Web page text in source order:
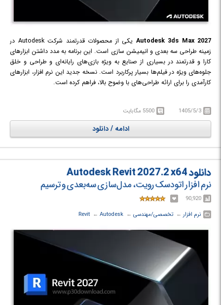
Autodesk 3ds Max 2027
یکی از محصولات قدرتمند شرکت Autodesk در
زمینه‌ طراحی سه بعدی و انیمیشن سازی است. این برنامه به مدد داشتن ابزارهای
کارا و قدرتمند در بسیاری از صنایع به ویژه بازی‌های رایانه‌ای و طراحی و خلق
جلوه‌های ویژه در فیلم‌ها بسیار پرکاربرد است. نسخه جدید این نرم افزار، ابزارهای
کارآمدی را برای ارائه طراحی‌های با وضوح بالا، فراهم کرده است.
1405/5/3 5500 مگابایت
ادامه / دانلود
دانلود Autodesk Revit 2027.2 x64
نرم افزار اتودسک رویت، مدل‌سازی سه‌بعدی و ترسیم
90,920
نرم افزار ← ‏تخصصی/مهندسی ← ‏
Autodesk
← ‏
Revit